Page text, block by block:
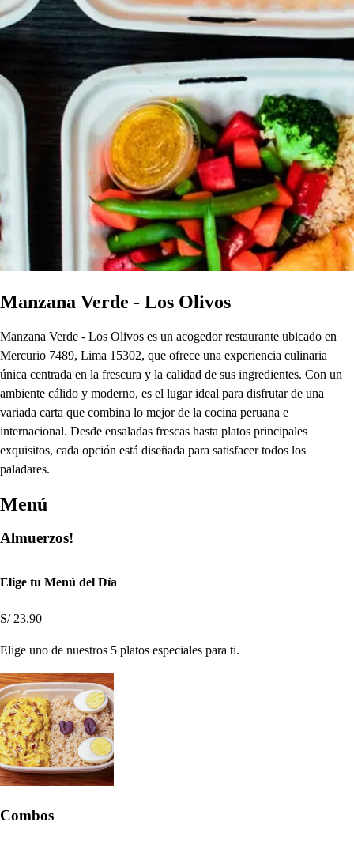
Manzana Verde - Los Olivos
Manzana Verde - Los Olivos es un acogedor restaurante ubicado en
Mercurio 7489, Lima 15302, que ofrece una experiencia culinaria
única centrada en la frescura y la calidad de sus ingredientes. Con un
ambiente cálido y moderno, es el lugar ideal para disfrutar de una
variada carta que combina lo mejor de la cocina peruana e
internacional. Desde ensaladas frescas hasta platos principales
exquisitos, cada opción está diseñada para satisfacer todos los
paladares.
Menú
Almuerzos!
Elige tu Menú del Día
S/ 23.90
Elige uno de nuestros 5 platos especiales para ti.
Combos